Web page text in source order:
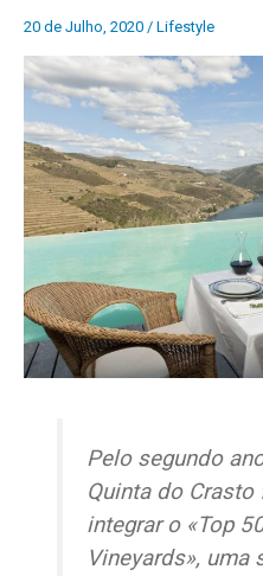
20 de Julho, 2020 / Lifestyle
Pelo segundo
Quinta do
integrar o «Top
Vineyards», uma